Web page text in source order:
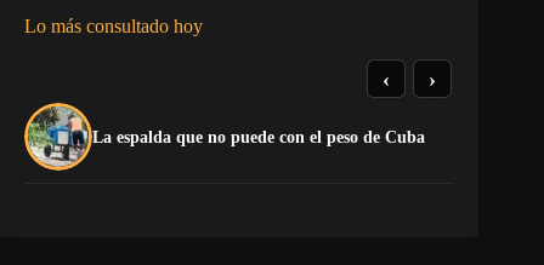
Lo más consultado hoy
La espalda que no puede con el peso de Cuba
‹ ›